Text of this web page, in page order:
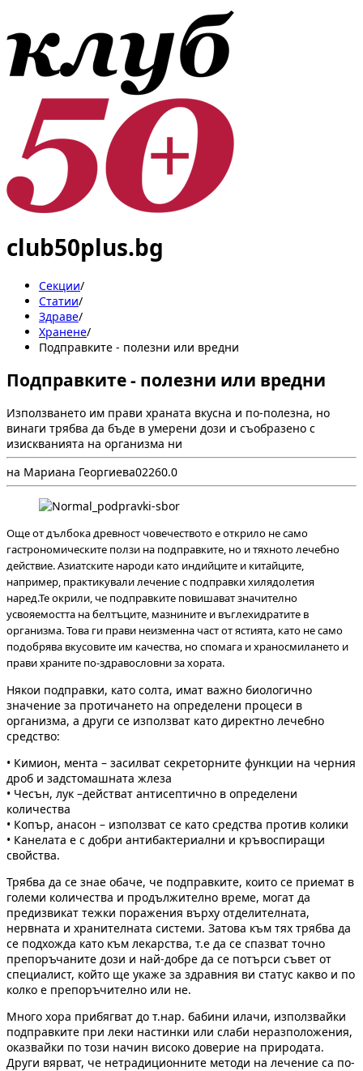
club50plus.bg
Секции/
Статии/
Здраве/
Хранене/
Подправките - полезни или вредни
Подправките - полезни или вредни
Използването им прави храната вкусна и по-полезна, но
винаги трябва да бъде в умерени дози и съобразено с
изискванията на организма ни
на Мариана Георгиева02260.0
Още от дълбока древност човечеството е открило не само
гастрономическите ползи на подправките, но и тяхното лечебно
действие. Азиатските народи като индийците и китайците,
например, практикували лечение с подправки хилядолетия
наред.Те окрили, че подправките повишават значително
усвояемостта на белтъците, мазнините и въглехидратите в
организма. Това ги прави неизменна част от ястията, като не само
подобрява вкусовите им качества, но спомага и храносмилането и
прави храните по-здравословни за хората.
Някои подправки, като солта, имат важно биологично
значение за протичането на определени процеси в
организма, а други се използват като директно лечебно
средство:
• Кимион, мента – засилват секреторните функции на черния
дроб и задстомашната жлеза
• Чесън, лук –действат антисептично в определени
количества
• Копър, анасон – използват се като средства против колики
• Канелата е с добри антибактериални и кръвоспиращи
свойства.
Трябва да се знае обаче, че подправките, които се приемат в
големи количества и продължително време, могат да
предизвикат тежки поражения върху отделителната,
нервната и хранителната системи. Затова към тях трябва да
се подхожда като към лекарства, т.е да се спазват точно
препоръчаните дози и най-добре да се потърси съвет от
специалист, който ще укаже за здравния ви статус какво и по
колко е препоръчително или не.
Много хора прибягват до т.нар. бабини илачи, използвайки
подправките при леки настинки или слаби неразположения,
оказвайки по този начин високо доверие на природата.
Други вярват, че нетрадиционните методи на лечение са по-